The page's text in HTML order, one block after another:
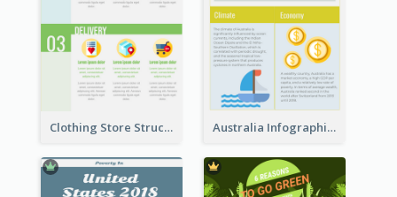
Clothing Store Structure Infographic Australia Infographic